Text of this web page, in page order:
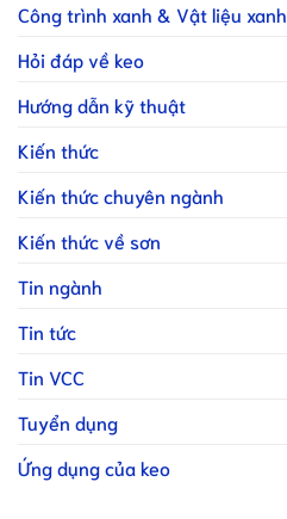
Công trình xanh & Vật liệu xanh
Hỏi đáp về keo
Hướng dẫn kỹ thuật
Kiến thức
Kiến thức chuyên ngành
Kiến thức về sơn
Tin ngành
Tin tức
Tin VCC
Tuyển dụng
Ứng dụng của keo